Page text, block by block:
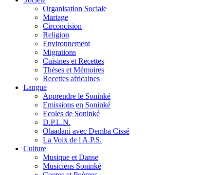
Organisation Sociale
Mariage
Circoncision
Religion
Environnement
Migrations
Cuisines et Recettes
Thèses et Mémoires
Recettes africaines
Langue
Apprendre le Soninké
Emissions en Soninké
Ecoles de Soninké
D.P.L.N.
Olaadani avec Demba Cissé
La Voix de l A.P.S.
Culture
Musique et Danse
Musiciens Soninké